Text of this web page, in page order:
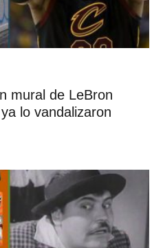
mural de LeBron
lo vandalizaron